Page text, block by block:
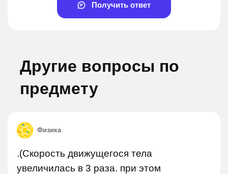
Получить ответ
Другие вопросы по
предмету
Физика
.(Скорость движущегося тела
увеличилась в 3 раза. при этом